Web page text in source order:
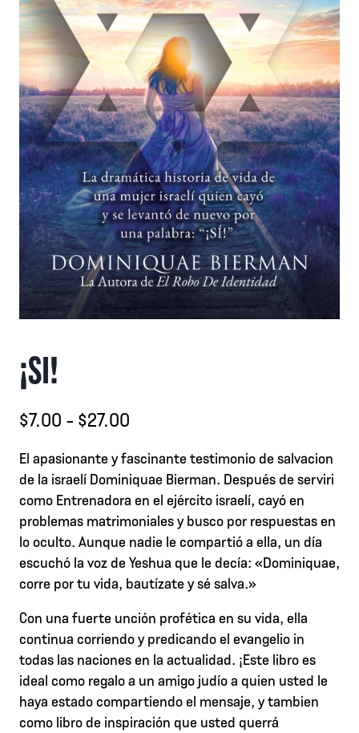
¡SI!
$7.00 - $27.00
precios:
desde
$7.00
hasta
$27.00
El apasionante y fascinante testimonio de salvacion
de la israelí Dominiquae Bierman. Después de serviri
como Entrenadora en el ejército israelí, cayó en
problemas matrimoniales y busco por respuestas en
lo oculto. Aunque nadie le compartió a ella, un día
escuchó la voz de Yeshua que le decía: «Dominiquae,
corre por tu vida, bautízate y sé salva.»
Con una fuerte unción profética en su vida, ella
continua corriendo y predicando el evangelio in
todas las naciones en la actualidad. ¡Este libro es
ideal como regalo a un amigo judío a quien usted le
haya estado compartiendo el mensaje, y tambien
como libro de inspiración que usted querrá